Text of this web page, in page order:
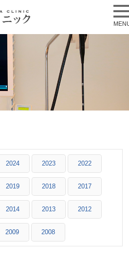
2024 2023 2022
2019 2018 2017
2014 2013 2012
2009 2008